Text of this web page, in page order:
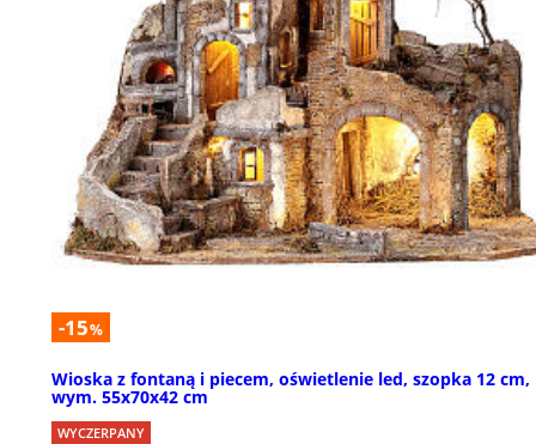
-15%
Wioska z fontaną i piecem, oświetlenie led, szopka 12 cm,
wym. 55x70x42 cm
WYCZERPANY